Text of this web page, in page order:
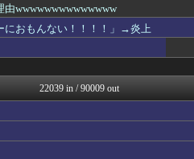
みそパンNEWS
キニ速
ポーランドボール 翻訳
働くモノニュース : 人生...
【サッカー まとめ】サカラ...
アルファルファモザイク＠ネ...
wwwwwwwwwwwwww
におもんない！！！！」→炎上
22039 in / 90009 out